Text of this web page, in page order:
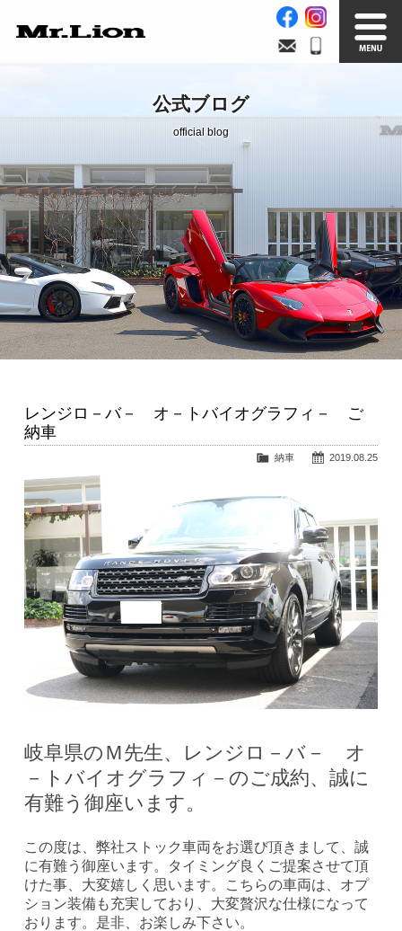
在庫車情報 買取無料査定
Factory
自社工場 サービス案内
Official Blog
公式ブログ
Company info.
会社案内
公式ブログ
official blog
レンジロ－バ－ オ－トバイオグラフィ－ ご
納車
2019.08.25
納車
岐阜県のＭ先生、レンジロ－バ－ オ
－トバイオグラフィ－のご成約、誠に
有難う御座います。
この度は、弊社ストック車両をお選び頂きまして、誠
に有難う御座います。タイミング良くご提案させて頂
けた事、大変嬉しく思います。こちらの車両は、オプ
ション装備も充実しており、大変贅沢な仕様になって
おります。是非、お楽しみ下さい。